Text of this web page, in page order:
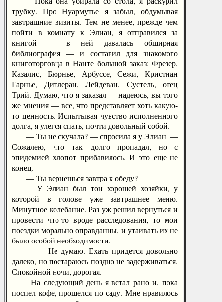
трубку. Про Нуармутье я забыл, обдумывая
завтрашние визиты. Тем не менее, прежде чем
пойти в комнату к Элиан, я отправился за
книгой — в ней давалась обширная
библиография — и составил для знакомого
книготорговца в Нанте большой заказ: Фрезер,
Казалис, Бюрнье, Арбуссе, Сежи, Кристиан
Гарнье, Дитлеран, Лейдеван, Сустель, отец
Трий. Думаю, что я заказал — надеюсь, вы того
же мнения — все, что представляет хоть какую-
то ценность. Испытывая чувство исполненного
долга, я улегся спать, почти довольный собой.
— Ты не скучала? — спросила я у Элиан. —
Сожалею, что так долго пропадал, но с
эпидемией хлопот прибавилось. И это еще не
конец.
— Ты вернешься завтра к обеду?
У Элиан был тон хорошей хозяйки, у
которой в голове уже завтрашнее меню.
Минутное колебание. Раз уж решил вернуться и
провести что-то вроде расследования, то мои
поездки морально оправданны, и утаивать их не
было особой необходимости.
— Не думаю. Ехать придется довольно
далеко, но постараюсь поздно не задерживаться.
Спокойной ночи, дорогая.
На следующий день я встал рано и, пока
поспел кофе, прошелся по саду. Мне нравилось